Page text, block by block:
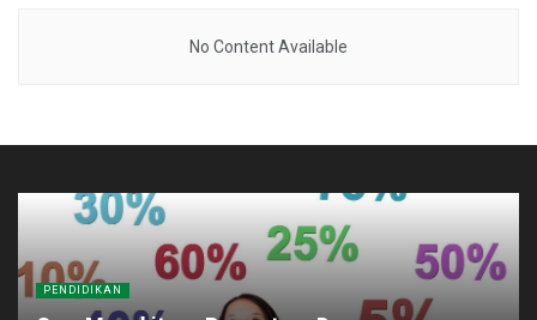
No Content Available
PENDIDIKAN